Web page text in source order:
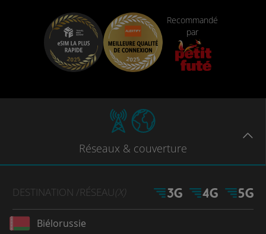
Recommandé
par
Réseaux & couverture
DESTINATION /RÉSEAU(X)
Biélorussie